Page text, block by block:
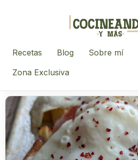
Recetas Blog Sobre mí
Zona Exclusiva